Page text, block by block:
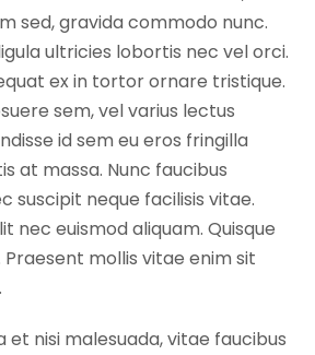
sed, gravida commodo nunc.
ultricies lobortis nec vel orci.
ex in tortor ornare tristique.
sem, vel varius lectus
id sem eu eros fringilla
at massa. Nunc faucibus
suscipit neque facilisis vitae.
nec euismod aliquam. Quisque
mollis vitae enim sit
et nisi malesuada, vitae faucibus